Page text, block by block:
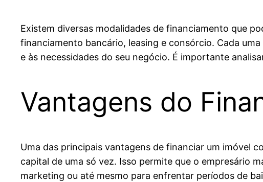
Existem diversas modalidades de financiamento que
financiamento bancário, leasing e consórcio. Cada
e às necessidades do seu negócio. É importante
Vantagens do
Uma das principais vantagens de financiar um imóvel
capital de uma só vez. Isso permite que o empresário
marketing ou até mesmo para enfrentar períodos de